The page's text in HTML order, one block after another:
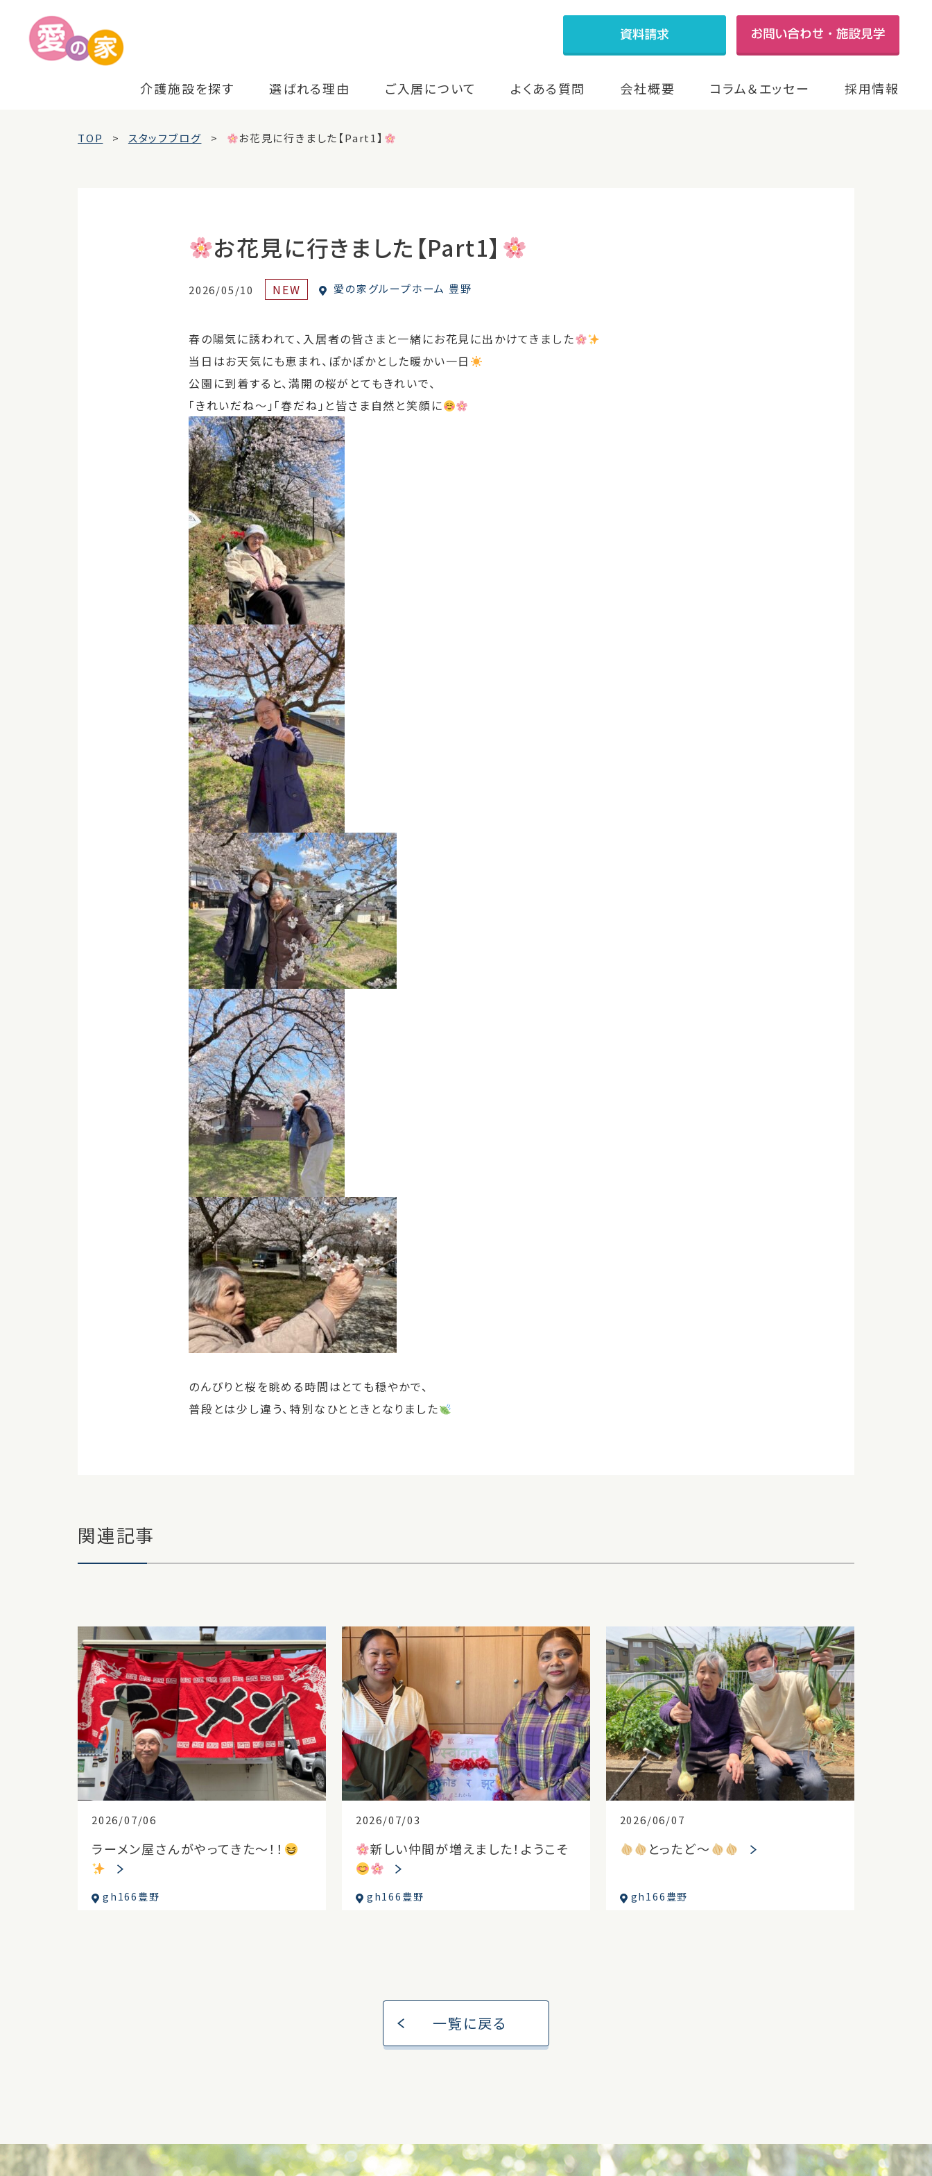
介護施設を探す 選ばれる理由 ご入居について よくある質問 会社概要 コラム＆エッセー 採用情報
TOP スタッフブログ お花見に行きました【Part1】
お花見に行きました【Part1】
2026/05/10 NEW 愛の家グループホーム 豊野
春の陽気に誘われて、入居者の皆さまと一緒にお花見に出かけてきました
当日はお天気にも恵まれ、ぽかぽかとした暖かい一日
公園に到着すると、満開の桜がとてもきれいで、
「きれいだね〜」「春だね」と皆さま自然と笑顔に
のんびりと桜を眺める時間はとても穏やかで、
普段とは少し違う、特別なひとときとなりました
関連記事
2026/07/06
ラーメン屋さんがやってきた〜！！
gh166豊野
2026/07/03
新しい仲間が増えました！ようこそ
gh166豊野
2026/06/07
とったど～
gh166豊野
一覧に戻る